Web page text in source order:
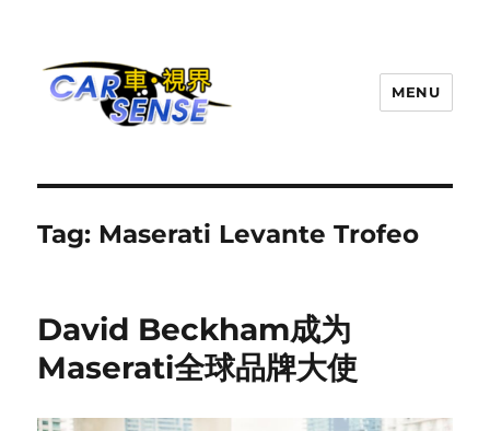
MENU
Tag: Maserati Levante Trofeo
David Beckham成为
Maserati全球品牌大使